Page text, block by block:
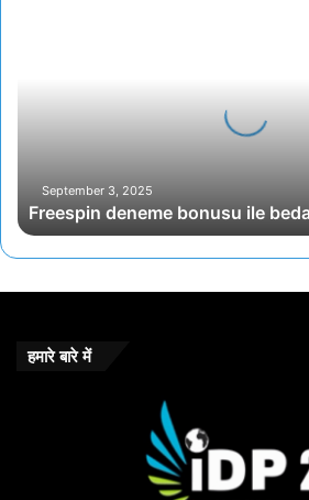
September 3, 2025
Freespin deneme bonusu ile
हमारे बारे में